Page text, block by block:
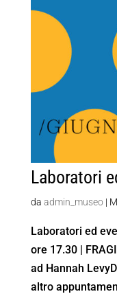
Laboratori
da admin_museo|
Laboratori ed
ore 17.30 |
ad Hannah
altro